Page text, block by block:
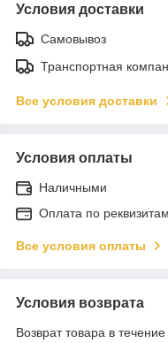
Условия доставки
Самовывоз
Транспортная
Все условия доставки
Условия оплаты
Наличными
Оплата по реквизитам
Все условия оплаты
Условия возврата
Возврат товара в